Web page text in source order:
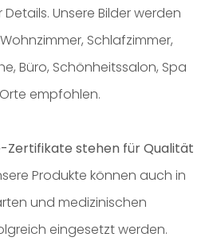
Unsere Bilder werden
Schlafzimmer,
Büro, Schönheitssalon, Spa
empfohlen.
Zertifikate stehen für Qualität
Produkte können auch in
und medizinischen
eingesetzt werden.